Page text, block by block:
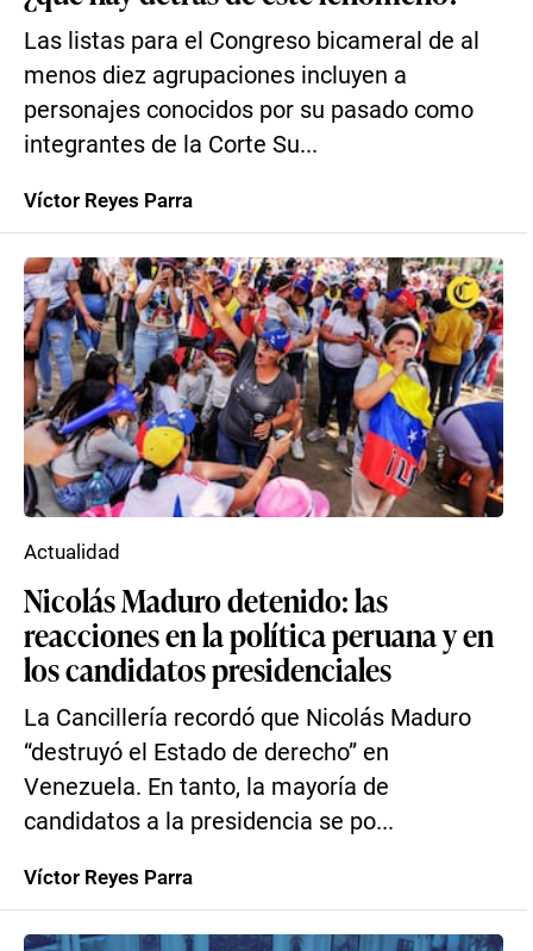
Las listas para el Congreso bicameral de al
menos diez agrupaciones incluyen a
personajes conocidos por su pasado como
integrantes de la Corte Su...
Víctor Reyes Parra
Nicolás Maduro detenido: las
reacciones en la política peruana y en
los candidatos presidenciales
La Cancillería recordó que Nicolás Maduro
“destruyó el Estado de derecho” en
Venezuela. En tanto, la mayoría de
candidatos a la presidencia se po...
Actualidad
Víctor Reyes Parra